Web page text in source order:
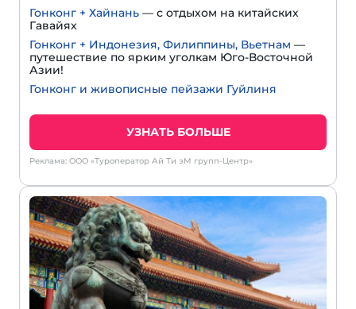
Гонконг + Хайнань — с отдыхом на китайских
Гавайях
Гонконг + Индонезия, Филиппины, Вьетнам —
путешествие по ярким уголкам Юго-Восточной
Азии!
Гонконг и живописные пейзажи Гуйлиня
УЗНАТЬ БОЛЬШЕ
Реклама: ООО «Туроператор Ай Ти эМ групп-Центр»